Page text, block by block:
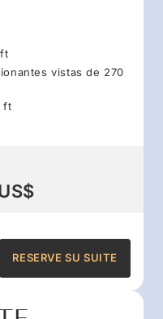
vistas de 270
ft
RESERVE SU SUITE